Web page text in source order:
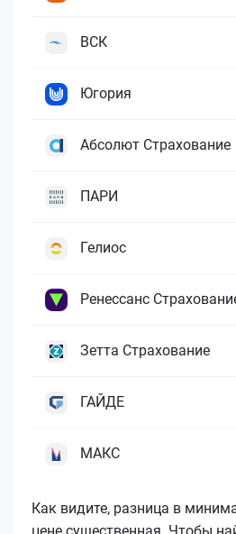
ВСК
Югория
Абсолют Страхование
ПАРИ
Гелиос
Ренессанс
Зетта Страхование
ГАЙДЕ
МАКС
Как видите, разница в